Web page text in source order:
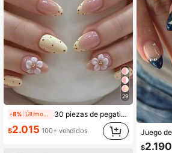
29
-8% Últimos 1 días 30 piezas de pegatinas de uñas de gel 3D con forma de almendra, diseño de lunares y flores con perlas, uñas postizas francesas de longitud corta con ajuste perfecto, incluye 1 pegamento de gelatina y 1 lima de uñas, adecuado para mujeres y niñas en la vida diaria y uso en fiestas, uñas postizas francesas
$2.015 100+ vendidos
$2.190